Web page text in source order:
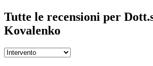
Tutte le recensioni per
Kovalenko